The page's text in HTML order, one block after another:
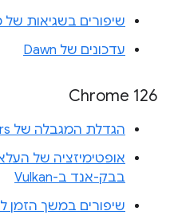
שיפורים בשגיאות
עדכונים של Dawn
Chrome 126
הגדלת המגבלה של maxTextureArrayLayers
אופטימיזציה של
בבק-אנד ב-Vulkan
שיפורים במשך הזמן